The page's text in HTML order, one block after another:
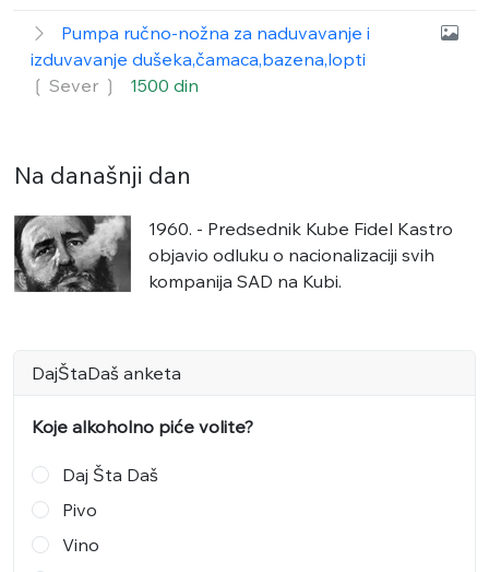
Pumpa ručno-nožna za naduvavanje i
izduvavanje dušeka,čamaca,bazena,lopti
❲ Sever ❳ 1500 din
Na današnji dan
1960. - Predsednik Kube Fidel Kastro
objavio odluku o nacionalizaciji svih
kompanija SAD na Kubi.
DajŠtaDaš anketa
Koje alkoholno piće volite?
Daj Šta Daš
Pivo
Vino